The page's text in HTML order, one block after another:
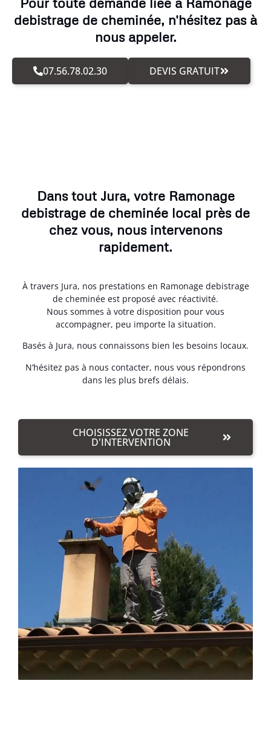
debistrage de cheminée, n'hésitez pas à
nous appeler.
07.56.78.02.30 DEVIS GRATUIT
Dans tout Jura, votre Ramonage
debistrage de cheminée local près de
chez vous, nous intervenons
rapidement.
À travers Jura, nos prestations en Ramonage debistrage
de cheminée est proposé avec réactivité.
Nous sommes à votre disposition pour vous
accompagner, peu importe la situation.
Basés à Jura, nous connaissons bien les besoins locaux.
N’hésitez pas à nous contacter, nous vous répondrons
dans les plus brefs délais.
CHOISISSEZ VOTRE ZONE
D'INTERVENTION